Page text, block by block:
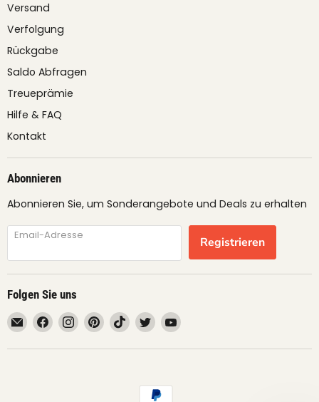
Versand
Verfolgung
Rückgabe
Saldo Abfragen
Treueprämie
Hilfe & FAQ
Kontakt
Abonnieren
Abonnieren Sie, um Sonderangebote und Deals zu erhalten
Email-Adresse Registrieren
Folgen Sie uns
Email
fruimundo
Finden
Sie
uns
Finden
Sie
uns
Finden
Sie
uns
Pinterest
Finden
Sie
uns
TikTok
Finden
Sie
uns
Twitter
Finden
uns